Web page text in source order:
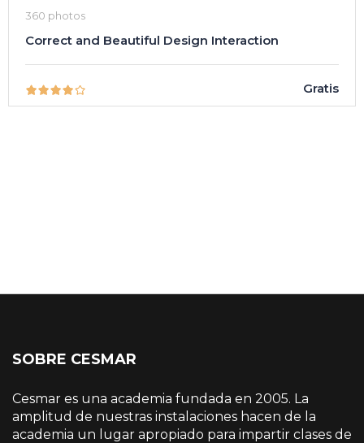
360 photos
Correct and Beautiful Design Interaction
Gratis
SOBRE CESMAR
Cesmar es una academia fundada en 2005. La
amplitud de nuestras instalaciones hacen de la
academia un lugar apropiado para impartir clases de